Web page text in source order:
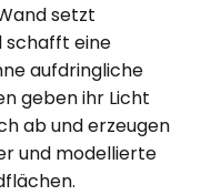
setzt
schafft eine
aufdringliche
geben ihr Licht
ab und erzeugen
und modellierte